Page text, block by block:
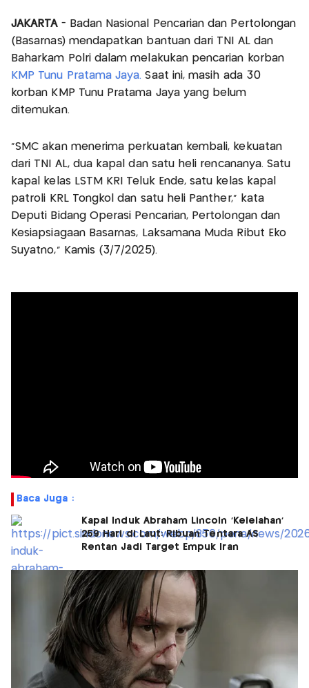
JAKARTA - Badan Nasional Pencarian dan Pertolongan
(Basarnas) mendapatkan bantuan dari TNI AL dan
Baharkam Polri dalam melakukan pencarian korban
KMP Tunu Pratama Jaya. Saat ini, masih ada 30
korban KMP Tunu Pratama Jaya yang belum
ditemukan.
"SMC akan menerima perkuatan kembali, kekuatan
dari TNI AL, dua kapal dan satu heli rencananya. Satu
kapal kelas LSTM KRI Teluk Ende, satu kelas kapal
patroli KRL Tongkol dan satu heli Panther," kata
Deputi Bidang Operasi Pencarian, Pertolongan dan
Kesiapsiagaan Basarnas, Laksamana Muda Ribut Eko
Suyatno," Kamis (3/7/2025).
Baca Juga :
Kapal Induk Abraham Lincoln 'Kelelahan'
259 Hari di Laut: Ribuan Tentara AS
Rentan Jadi Target Empuk Iran